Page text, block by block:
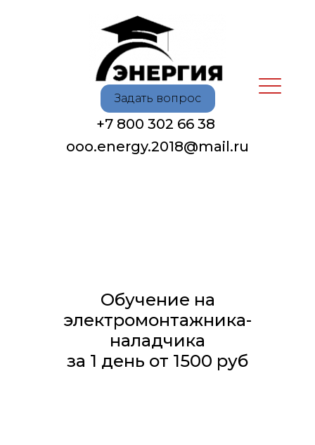
Задать вопрос
+7 800 302 66 38
oоo.energy.2018@mail.ru
Обучение на
электромонтажника-
наладчика
​​​за 1 день от 1500 руб